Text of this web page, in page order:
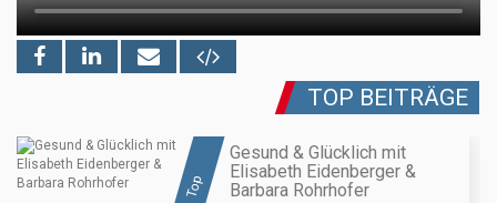
TOP BEITRÄGE
Top
Gesund & Glücklich mit
Elisabeth Eidenberger &
Barbara Rohrhofer